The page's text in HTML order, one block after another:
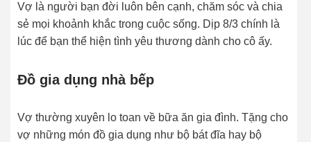
Vợ là người bạn đời luôn bên cạnh, chăm sóc và chia
sẻ mọi khoảnh khắc trong cuộc sống. Dịp 8/3 chính là
lúc để bạn thể hiện tình yêu thương dành cho cô ấy.
Đồ gia dụng nhà bếp
Vợ thường xuyên lo toan về bữa ăn gia đình. Tặng cho
vợ những món đồ gia dụng như bộ bát đĩa hay bộ